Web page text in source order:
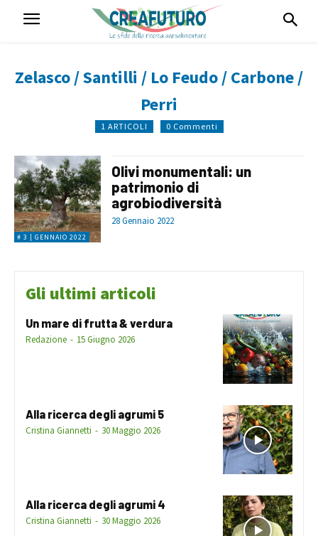
Zelasco / Santilli / Lo Feudo / Carbone /
Perri
1 ARTICOLI 0 Commenti
# 3 | GENNAIO 2022
Olivi monumentali: un
patrimonio di
agrobiodiversità
28 Gennaio 2022
Gli ultimi articoli
Un mare di frutta & verdura
Redazione - 15 Giugno 2026
Alla ricerca degli agrumi 5
Cristina Giannetti - 30 Maggio 2026
Alla ricerca degli agrumi 4
Cristina Giannetti - 30 Maggio 2026